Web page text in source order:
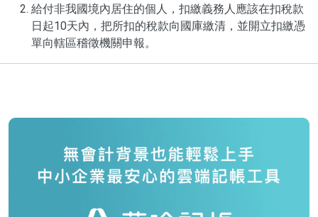
給付非我國境內居住的個人，扣繳義務人應該在扣稅款
日起10天內，把所扣的稅款向國庫繳清，並開立扣繳憑
單向轄區稽徵機關申報。